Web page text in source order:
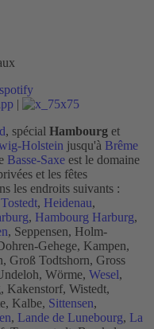
|
, spécial Hambourg et
Holstein jusqu'à Brême
Basse-Saxe est le domaine
et les fêtes
les endroits suivants :
Tostedt, Heidenau,
, Hambourg Harburg,
, Seppensen, Holm-
Gehege, Kampen,
Groß Todtshorn, Gross
Wörme, Wesel,
Kakenstorf, Wistedt,
Kalbe, Sittensen,
, Lande de Lunebourg, La